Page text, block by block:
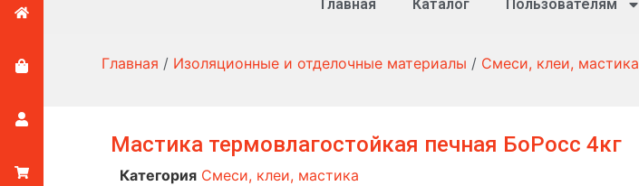
Главная Каталог Пользователям
Главная / Изоляционные и отделочные материалы / Смеси, клеи, мастика
Мастика термовлагостойкая печная БоРосс 4кг
Категория Смеси, клеи, мастика